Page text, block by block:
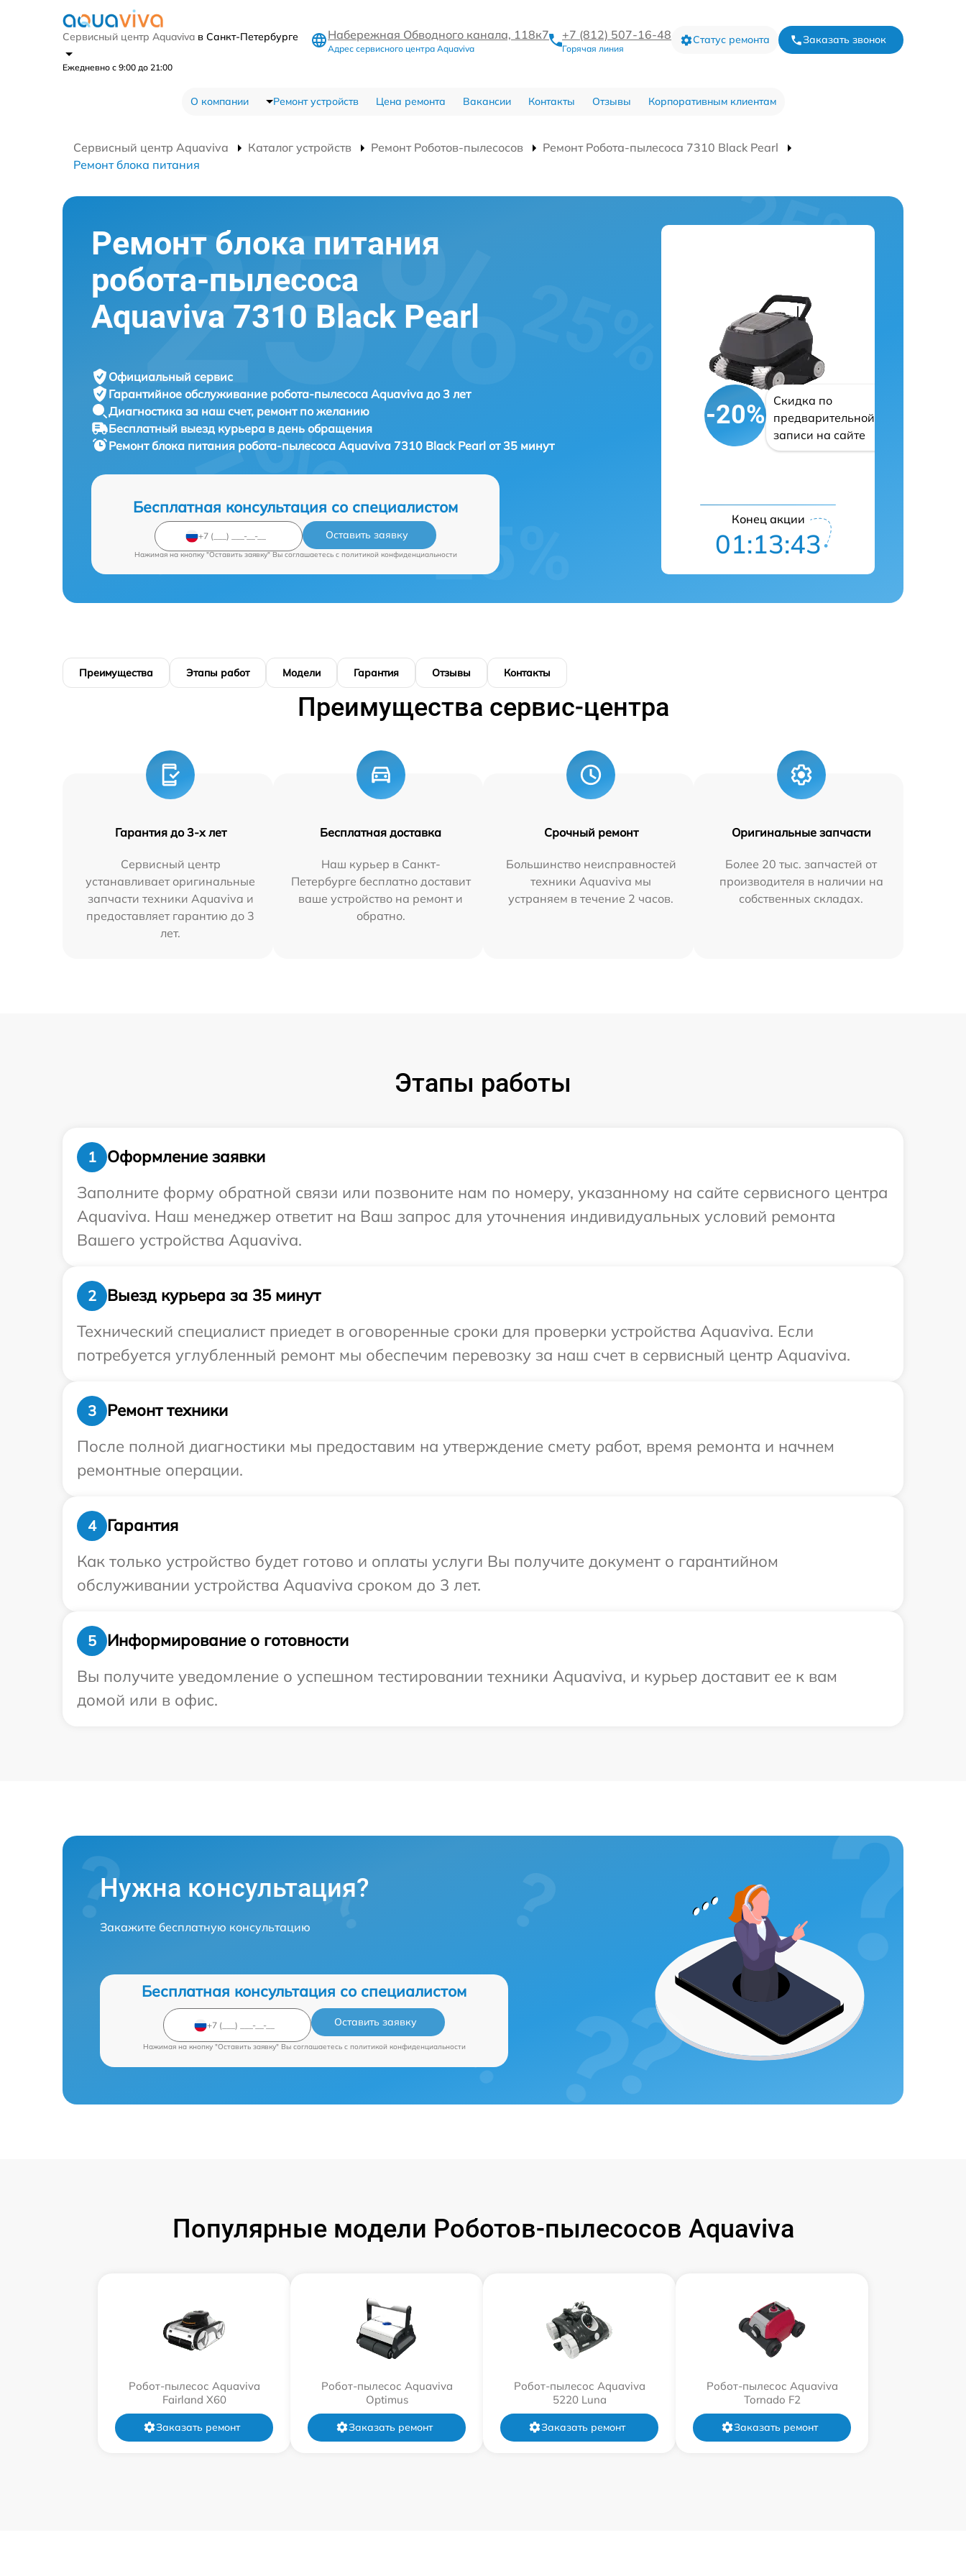
Сервисный центр Aquaviva в Санкт-Петербурге
Ежедневно с 9:00 до 21:00
Набережная Обводного канала, 118к7
Адрес сервисного центра Aquaviva
+7 (812) 507-16-48
Горячая линия
Статус ремонта Заказать звонок
О компании Ремонт устройств Цена ремонта Вакансии Контакты Отзывы Корпоративным клиентам
Сервисный центр Aquaviva Каталог устройств Ремонт Роботов-пылесосов
Ремонт Робота-пылесоса 7310 Black Pearl
Ремонт блока питания
Ремонт блока питания
робота-пылесоса
Aquaviva 7310 Black Pearl
Официальный сервис
Гарантийное обслуживание робота-пылесоса Aquaviva до 3 лет
Диагностика за наш счет, ремонт по желанию
Бесплатный выезд курьера в день обращения
Ремонт блока питания робота-пылесоса Aquaviva 7310 Black Pearl от 35 минут
Бесплатная консультация со специалистом
Оставить заявку
Нажимая на кнопку "Оставить заявку" Вы соглашаетесь c политикой конфиденциальности
-20%
Скидка по
предварительной
записи на сайте
Конец акции
01:13:42
Преимущества Этапы работ Модели Гарантия Отзывы Контакты
Преимущества сервис-центра
Гарантия до 3-х лет
Сервисный центр
устанавливает оригинальные
запчасти техники Aquaviva и
предоставляет гарантию до 3
лет.
Бесплатная доставка
Наш курьер в Санкт-
Петербурге бесплатно доставит
ваше устройство на ремонт и
обратно.
Срочный ремонт
Большинство неисправностей
техники Aquaviva мы
устраняем в течение 2 часов.
Оригинальные запчасти
Более 20 тыс. запчастей от
производителя в наличии на
собственных складах.
Этапы работы
1
Оформление заявки
Заполните форму обратной связи или позвоните нам по номеру, указанному на сайте сервисного центра
Aquaviva. Наш менеджер ответит на Ваш запрос для уточнения индивидуальных условий ремонта
Вашего устройства Aquaviva.
2
Выезд курьера за 35 минут
Технический специалист приедет в оговоренные сроки для проверки устройства Aquaviva. Если
потребуется углубленный ремонт мы обеспечим перевозку за наш счет в сервисный центр Aquaviva.
3
Ремонт техники
После полной диагностики мы предоставим на утверждение смету работ, время ремонта и начнем
ремонтные операции.
4
Гарантия
Как только устройство будет готово и оплаты услуги Вы получите документ о гарантийном
обслуживании устройства Aquaviva сроком до 3 лет.
5
Информирование о готовности
Вы получите уведомление о успешном тестировании техники Aquaviva, и курьер доставит ее к вам
домой или в офис.
Нужна консультация?
Закажите бесплатную консультацию
Бесплатная консультация со специалистом
Оставить заявку
Нажимая на кнопку "Оставить заявку" Вы соглашаетесь c политикой конфиденциальности
Популярные модели Роботов-пылесосов Aquaviva
Робот-пылесос Aquaviva
Fairland X60
Заказать ремонт
Робот-пылесос Aquaviva
Optimus
Заказать ремонт
Робот-пылесос Aquaviva
5220 Luna
Заказать ремонт
Робот-пылесос Aquaviva
Tornado F2
Заказать ремонт